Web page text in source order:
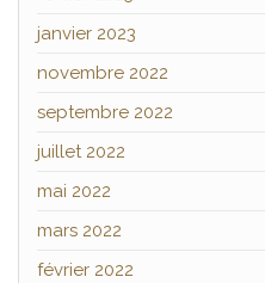
janvier 2023
novembre 2022
septembre 2022
juillet 2022
mai 2022
mars 2022
février 2022